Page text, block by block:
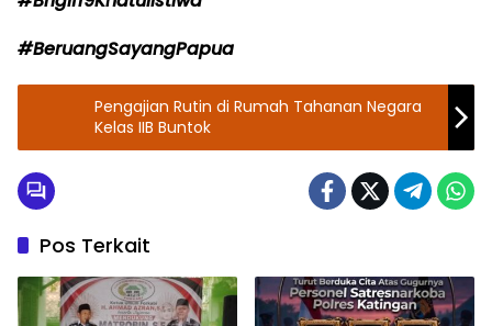
#BeruangSayangPapua
Pengajian Rutin di Rumah Tahanan Negara
Kelas IIB Buntok
Pos Terkait